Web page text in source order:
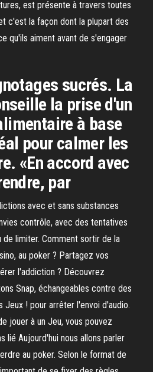
est présente à travers toutes
c'est la façon dont la plupart des
qu'ils aiment avant de s'engager
sucrés. La
la prise d'un
à base
pour calmer les
«En accord avec
par
avec et sans substances
contrôle, avec des tentatives
limiter. Comment sortir de la
au poker ? Partagez vos
l'addiction ? Découvrez
Snap, échangeables contre des
Jeux ! pour arrêter l'envoi d'audio.
jouer à un Jeu, vous pouvez
lié Aujourd'hui nous allons parler
au poker. Selon le format de